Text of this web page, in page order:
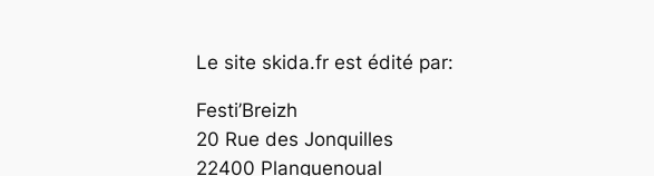
Le site skida.fr est édité par:
Festi’Breizh
20 Rue des Jonquilles
22400 Planguenoual